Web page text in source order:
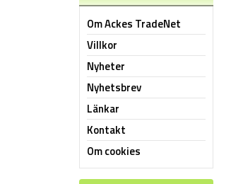
Om Ackes TradeNet
Villkor
Nyheter
Nyhetsbrev
Länkar
Kontakt
Om cookies